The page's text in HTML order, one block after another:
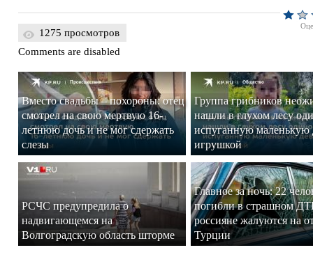
1275 просмотров
Comments are disabled
Вместо свадьбы – похороны: отец
смотрел на свою мертвую 16-
летнюю дочь и не мог сдержать
слезы
Группа грибников
нашли в глухом лесу
испуганную маленькую
игрушкой
РСЧС предупредила о
надвигающемся на
Волгоградскую область шторме
Главное за ночь: 22
погибли в страшном
россияне жалуются на
Турции